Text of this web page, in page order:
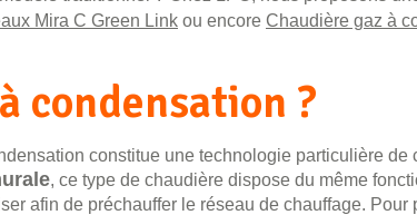
Mira C Green Link ou encore Chaudière gaz à
condensation ?
constitue une technologie particulière de
, ce type de chaudière dispose du même
afin de préchauffer le réseau de chauffage. Pour